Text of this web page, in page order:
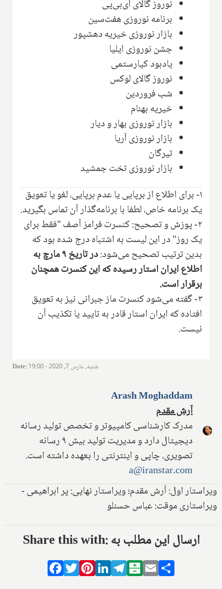
نوروز گالای آی‌بی‌پی
برنامه نوروزی هفت‌سین
بازار نوروزی خیریه دهشپور
جشن نوروزی ایلیا
یادبود کیارستمی
نوروز گالای لوکس
شب فروردین
خیریه بهنام
بازار نوروزی بهار و دیار
بازار نوروزی آریا
تیرگان
بازار نوروزی تخت جمشید
۱- برای اطلاع از برپایی یا عدم برپایی، لغو یا تعویق
یک برنامه خاص، لطفا با برنامه‌گذار آن تماس بگیرید.
۲- پوزش و تصحیح: کنسرت فرامز آصف "فقط برای
یک روز" در این لیست به اشتباه درج شده بود که
بدین ترتیب تصحیح می‌شود:
در تاریخ ۹ مارچ به
اطلاع ایران استار رسیده که این کنسرت همچنان
برقرار است.
۳- گفته می‌شود کنسرت ماز جبرانی نیز به تعویق
افتاده که ایران استار قادر به تایید یا تکذیب آن
نیست.
Date: شنبه, مارس 7, 2020 - 19:00
Arash Moghaddam
آرش مقدم
مدرک کارشناسی کامپیوتر و تخصص تولید رسانه
دیجیتال دارد و مدیریت تولید بیش ۹ رسانه
تصویری، چاپی و اینترنتی را بعهده داشته است.
a@iranstar.com
ویراستار اول: آرش مقدم؛ ویراستار نهایی: پر ابراهیمی -
ویراستاری موقت: عباس حسنلو
Share this with: ارسال این مطلب به
Facebook
TwitterPinterestLinkedIn
Telegram
Balatarin
Email